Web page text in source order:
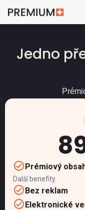
Jedno
Prémiový
Další benefity
Bez reklam
Elektronické